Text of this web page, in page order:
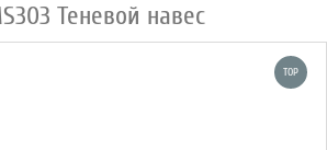
Теневой навес
TOP